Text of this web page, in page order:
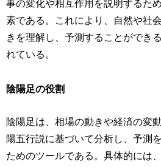
事の変化や相互作用を説明するた
素である。これにより、自然や社
きを理解し、予測することができ
れている。
陰陽足の役割
陰陽足は、相場の動きや経済の変
陽五行説に基づいて分析し、予測
ためのツールである。具体的には